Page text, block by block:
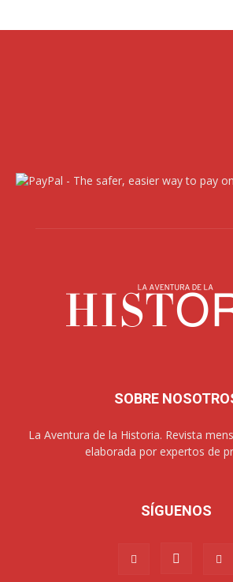
SOBRE
La Aventura de la Historia. Revista
elaborada por expertos de
SÍGUENOS